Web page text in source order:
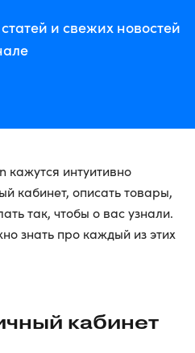
и свежих новостей
кажутся интуитивно
кабинет, описать товары,
так, чтобы о вас узнали.
знать про каждый из этих
кабинет